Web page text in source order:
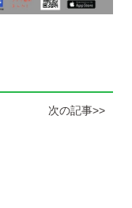
次の記事>>